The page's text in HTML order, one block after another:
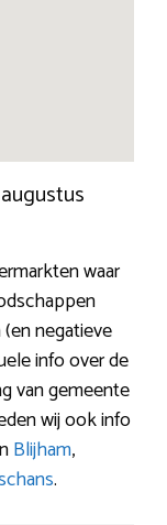
waar
negatieve
info over de
van gemeente
wij ook info
Blijham,
.